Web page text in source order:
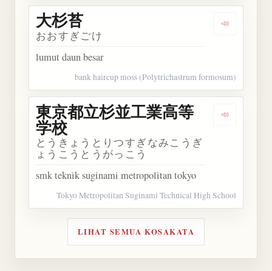
Dengarkan
大杉苔
おおすぎごけ
lumut daun besar
bank haircup moss (Polytrichastrum formosum)
東京都立杉並工業高等
学校
とうきょうとりつすぎなみこうぎ
ょうこうとうがっこう
smk teknik suginami metropolitan tokyo
Tokyo Metropolitan Suginami Technical High School
LIHAT SEMUA KOSAKATA